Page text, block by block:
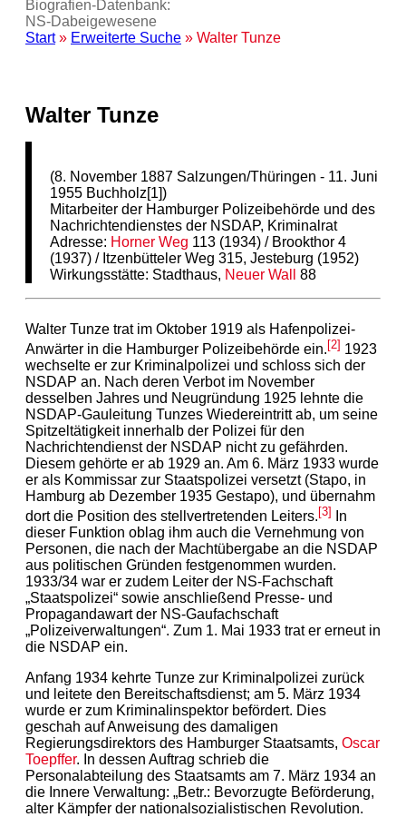
Biografien-Datenbank:
NS‑Dabeigewesene
Start» Erweiterte Suche » Walter Tunze
Walter Tunze
(8. November 1887 Salzungen/Thüringen - 11. Juni
1955 Buchholz[1])
Mitarbeiter der Hamburger Polizeibehörde und des
Nachrichtendienstes der NSDAP, Kriminalrat
Adresse: Horner Weg 113 (1934) / Brookthor 4
(1937) / Itzenbütteler Weg 315, Jesteburg (1952)
Wirkungsstätte: Stadthaus, Neuer Wall 88
Walter Tunze trat im Oktober 1919 als Hafenpolizei-
Anwärter in die Hamburger Polizeibehörde ein.[2] 1923
wechselte er zur Kriminalpolizei und schloss sich der
NSDAP an. Nach deren Verbot im November
desselben Jahres und Neugründung 1925 lehnte die
NSDAP-Gauleitung Tunzes Wiedereintritt ab, um seine
Spitzeltätigkeit innerhalb der Polizei für den
Nachrichtendienst der NSDAP nicht zu gefährden.
Diesem gehörte er ab 1929 an. Am 6. März 1933 wurde
er als Kommissar zur Staatspolizei versetzt (Stapo, in
Hamburg ab Dezember 1935 Gestapo), und übernahm
dort die Position des stellvertretenden Leiters. [3]
In
dieser Funktion oblag ihm auch die Vernehmung von
Personen, die nach der Machtübergabe an die NSDAP
aus politischen Gründen festgenommen wurden.
1933/34 war er zudem Leiter der NS-Fachschaft
„Staatspolizei“ sowie anschließend Presse- und
Propagandawart der NS-Gaufachschaft
„Polizeiverwaltungen“. Zum 1. Mai 1933 trat er erneut in
die NSDAP ein.
Anfang 1934 kehrte Tunze zur Kriminalpolizei zurück
und leitete den Bereitschaftsdienst; am 5. März 1934
wurde er zum Kriminalinspektor befördert. Dies
geschah auf Anweisung des damaligen
Regierungsdirektors des Hamburger Staatsamts, Oscar
Toepffer. In dessen Auftrag schrieb die
Personalabteilung des Staatsamts am 7. März 1934 an
die Innere Verwaltung: „Betr.: Bevorzugte Beförderung,
alter Kämpfer der nationalsozialistischen Revolution.